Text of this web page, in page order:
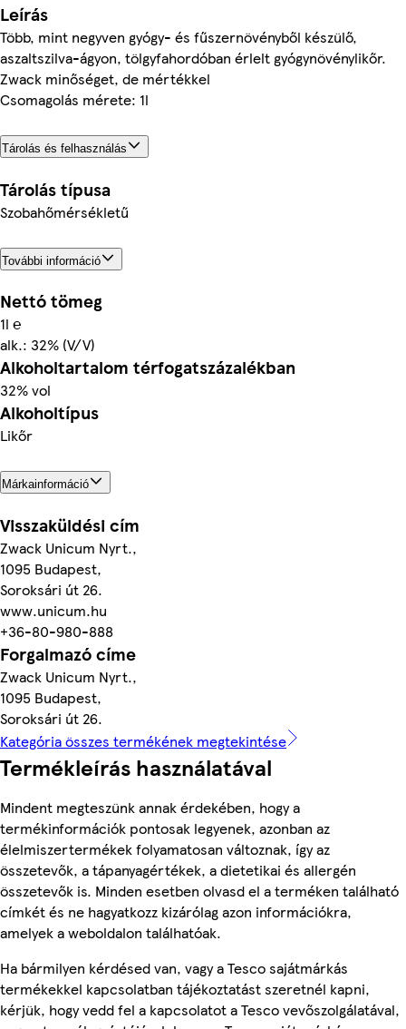
Leírás
Több, mint negyven gyógy- és fűszernövényből készülő,
aszaltszilva-ágyon, tölgyfahordóban érlelt gyógynövénylikőr.
Zwack minőséget, de mértékkel
Csomagolás mérete: 1l
Tárolás és felhasználás
Tárolás típusa
Szobahőmérsékletű
További információ
Nettó tömeg
1l ℮
alk.: 32% (V/V)
Alkoholtartalom térfogatszázalékban
32% vol
Alkoholtípus
Likőr
Márkainformáció
Visszaküldési cím
Zwack Unicum Nyrt.,
1095 Budapest,
Soroksári út 26.
www.unicum.hu
+36-80-980-888
Forgalmazó címe
Zwack Unicum Nyrt.,
1095 Budapest,
Soroksári út 26.
Kategória összes termékének megtekintése
Termékleírás használatával
Mindent megteszünk annak érdekében, hogy a
termékinformációk pontosak legyenek, azonban az
élelmiszertermékek folyamatosan változnak, így az
összetevők, a tápanyagértékek, a dietetikai és allergén
összetevők is. Minden esetben olvasd el a terméken található
címkét és ne hagyatkozz kizárólag azon információkra,
amelyek a weboldalon találhatóak.
Ha bármilyen kérdésed van, vagy a Tesco sajátmárkás
termékekkel kapcsolatban tájékoztatást szeretnél kapni,
kérjük, hogy vedd fel a kapcsolatot a Tesco vevőszolgálatával,